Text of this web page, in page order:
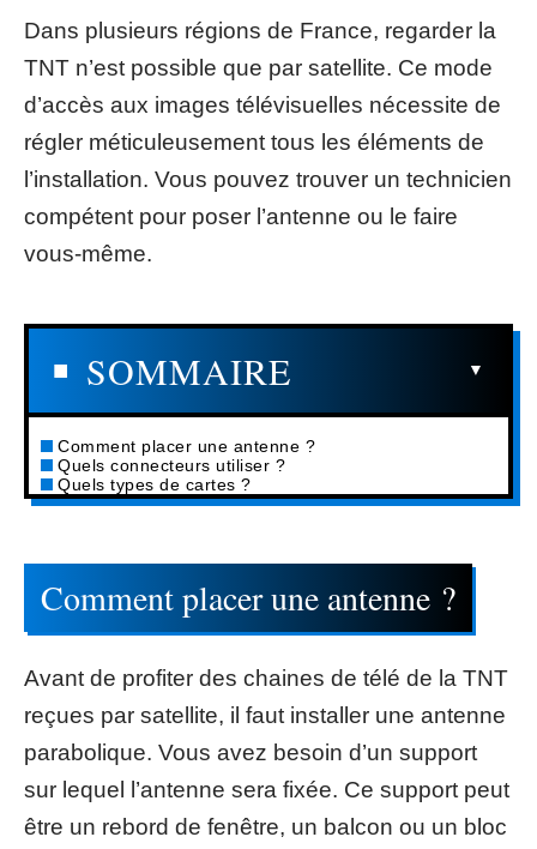
Dans plusieurs régions de France, regarder la
TNT n’est possible que par satellite. Ce mode
d’accès aux images télévisuelles nécessite de
régler méticuleusement tous les éléments de
l’installation. Vous pouvez trouver un technicien
compétent pour poser l’antenne ou le faire
vous-même.
SOMMAIRE
Comment placer une antenne ?
Quels connecteurs utiliser ?
Quels types de cartes ?
Comment placer une antenne ?
Avant de profiter des chaines de télé de la TNT
reçues par satellite, il faut installer une antenne
parabolique. Vous avez besoin d’un support
sur lequel l’antenne sera fixée. Ce support peut
être un rebord de fenêtre, un balcon ou un bloc